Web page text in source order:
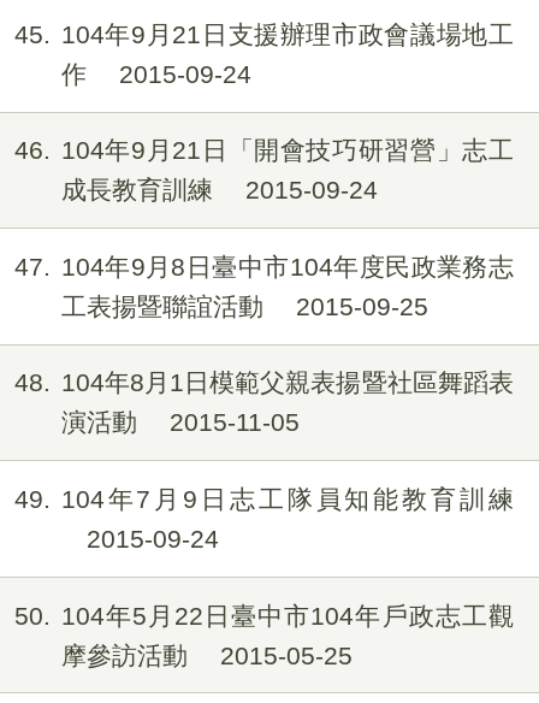
45
104年9月21日支援辦理市政會議場地工
作
2015-09-24
46
104年9月21日「開會技巧研習營」志工
成長教育訓練
2015-09-24
47
104年9月8日臺中市104年度民政業務志
工表揚暨聯誼活動
2015-09-25
48
104年8月1日模範父親表揚暨社區舞蹈表
演活動
2015-11-05
49
104年7月9日志工隊員知能教育訓練
2015-09-24
50
104年5月22日臺中市104年戶政志工觀
摩參訪活動
2015-05-25